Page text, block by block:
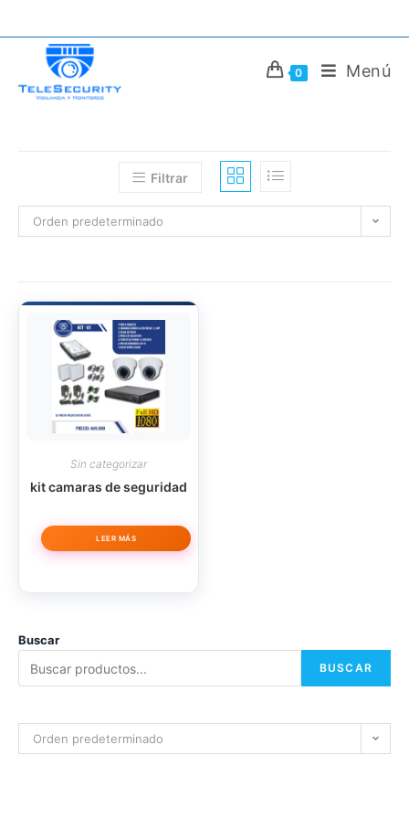
contenido
0 Menú
Filtrar
Orden predeterminado
Sin categorizar
kit camaras de seguridad
LEER MÁS
Buscar
BUSCAR
Orden predeterminado